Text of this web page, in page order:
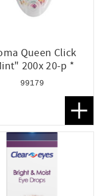
Queen Click
200x 20-p *
99179